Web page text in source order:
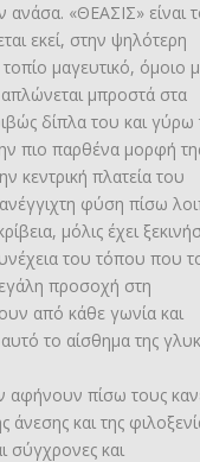
«ΘΕΑΣΙΣ» είναι
εκεί, στην ψηλότερη
μαγευτικό, όμοιο
μπροστά στα
δίπλα του και γύρω
πιο παρθένα μορφή
κεντρική πλατεία του
φύση πίσω
μόλις έχει
του τόπου που
προσοχή στη
από κάθε γωνία και
το αίσθημα της
αφήνουν πίσω τους
και της
σύγχρονες και